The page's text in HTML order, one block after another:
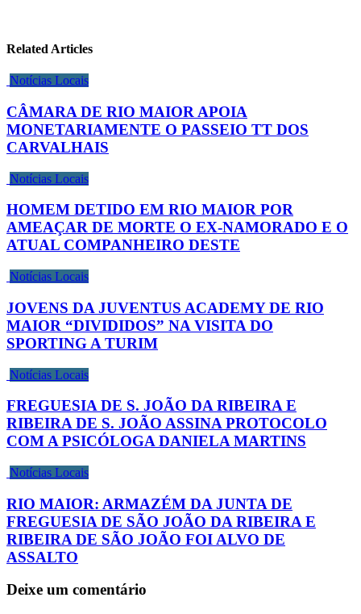
Related Articles
Notícias Locais
CÂMARA DE RIO MAIOR APOIA
MONETARIAMENTE O PASSEIO TT DOS
CARVALHAIS
Notícias Locais
HOMEM DETIDO EM RIO MAIOR POR
AMEAÇAR DE MORTE O EX-NAMORADO E O
ATUAL COMPANHEIRO DESTE
Notícias Locais
JOVENS DA JUVENTUS ACADEMY DE RIO
MAIOR “DIVIDIDOS” NA VISITA DO
SPORTING A TURIM
Notícias Locais
FREGUESIA DE S. JOÃO DA RIBEIRA E
RIBEIRA DE S. JOÃO ASSINA PROTOCOLO
COM A PSICÓLOGA DANIELA MARTINS
Notícias Locais
RIO MAIOR: ARMAZÉM DA JUNTA DE
FREGUESIA DE SÃO JOÃO DA RIBEIRA E
RIBEIRA DE SÃO JOÃO FOI ALVO DE
ASSALTO
Deixe um comentário